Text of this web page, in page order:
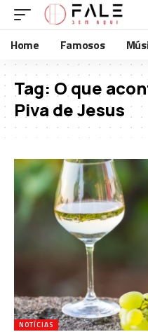
Home Famosos
Tag: O que
Piva de Jesus
NOTÍCIAS